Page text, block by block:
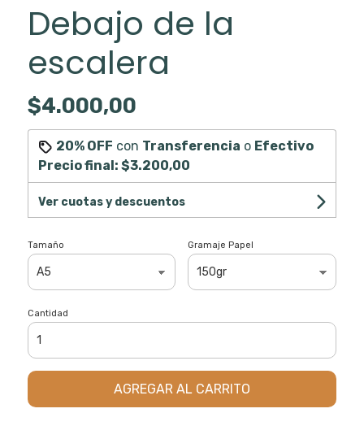
Debajo de la
escalera
$4.000,00
20% OFF con Transferencia o Efectivo
Precio final: $3.200,00
Ver cuotas y descuentos
Tamaño Gramaje Papel
Cantidad
AGREGAR AL CARRITO